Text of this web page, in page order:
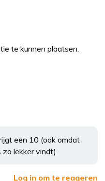
te kunnen plaatsen.
een 10 (ook omdat
zo lekker vindt)
Log in om te reageren